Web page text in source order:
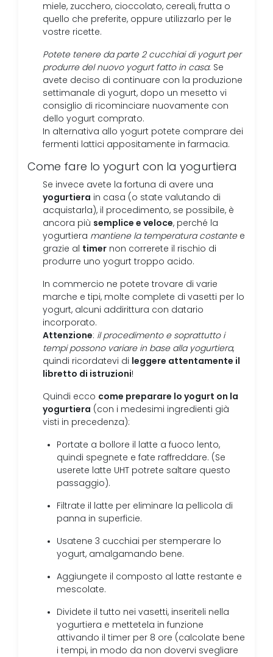
miele, zucchero, cioccolato, cereali, frutta o
quello che preferite, oppure utilizzarlo per le
vostre ricette.
Potete tenere da parte 2 cucchiai di yogurt per
produrre del nuovo yogurt fatto in casa: Se
avete deciso di continuare con la produzione
settimanale di yogurt, dopo un mesetto vi
consiglio di ricominciare nuovamente con
dello yogurt comprato.
In alternativa allo yogurt potete comprare dei
fermenti lattici appositamente in farmacia.
Come fare lo yogurt con la yogurtiera
Se invece avete la fortuna di avere una
yogurtiera in casa (o state valutando di
acquistarla), il procedimento, se possibile, è
ancora più semplice e veloce, perché la
yogurtiera mantiene la temperatura costantee
grazie al timer non correrete il rischio di
produrre uno yogurt troppo acido.
In commercio ne potete trovare di varie
marche e tipi, molte complete di vasetti per lo
yogurt, alcuni addirittura con datario
incorporato.
Attenzione: il procedimento e soprattutto i
tempi possono variare in base alla yogurtiera,
quindi ricordatevi di leggere attentamente il
libretto di istruzioni!
Quindi ecco come preparare lo yogurt on la
yogurtiera (con i medesimi ingredienti già
visti in precedenza):
Portate a bollore il latte a fuoco lento,
quindi spegnete e fate raffreddare. (Se
userete latte UHT potrete saltare questo
passaggio).
Filtrate il latte per eliminare la pellicola di
panna in superficie.
Usatene 3 cucchiai per stemperare lo
yogurt, amalgamando bene.
Aggiungete il composto al latte restante e
mescolate.
Dividete il tutto nei vasetti, inseriteli nella
yogurtiera e mettetela in funzione
attivando il timer per 8 ore (calcolate bene
i tempi, in modo da non dovervi svegliare